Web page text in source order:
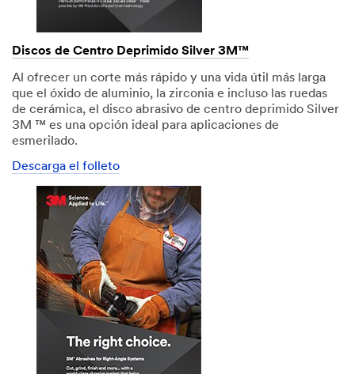
Discos de Centro Deprimido Silver 3M™
Al ofrecer un corte más rápido y una vida útil más larga
que el óxido de aluminio, la zirconia e incluso las ruedas
de cerámica, el disco abrasivo de centro deprimido Silver
3M ™ es una opción ideal para aplicaciones de
esmerilado.
Descarga el folleto